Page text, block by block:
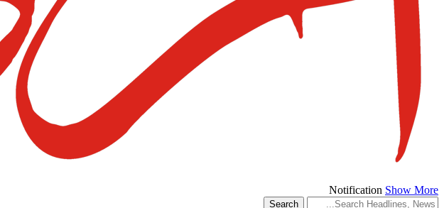
Notification Show More